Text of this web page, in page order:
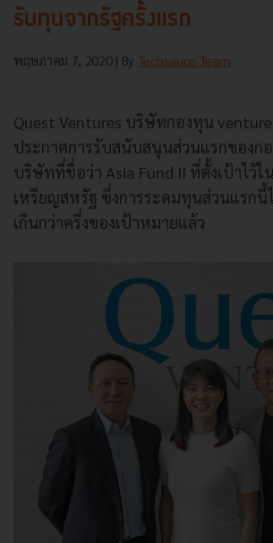
รับทุนจากรัฐครั้งแรก
พฤษภาคม 7, 2020 | By Techsauce Team
Quest Ventures บริษัทกองทุน
ประกาศการรับสนับสนุนส่วนแรกของก
บริษัทที่ชื่อว่า Asia Fund II ที่ตั้งเป้าไว้ใ
เหรียญสหรัฐ ซึ่งการระดมทุนส่วนแรกนี้
เกินกว่าครึ่งของเป้าหมายแล้ว